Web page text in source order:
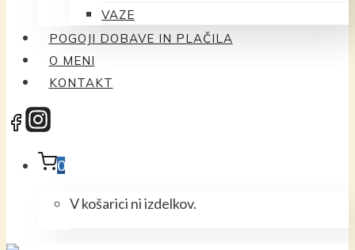
VAZE
POGOJI DOBAVE IN PLAČILA
O MENI
KONTAKT
0
V košarici ni izdelkov.